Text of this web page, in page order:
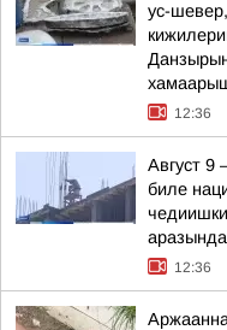
ус-
12:36
Август 9
биле
12:36